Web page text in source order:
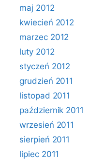
maj 2012
kwiecień 2012
marzec 2012
luty 2012
styczeń 2012
grudzień 2011
listopad 2011
październik 2011
wrzesień 2011
sierpień 2011
lipiec 2011